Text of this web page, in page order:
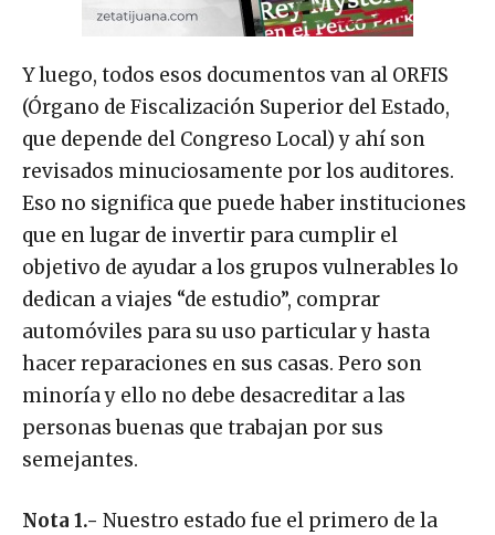
Y luego, todos esos documentos van al ORFIS
(Órgano de Fiscalización Superior del Estado,
que depende del Congreso Local) y ahí son
revisados minuciosamente por los auditores.
Eso no significa que puede haber instituciones
que en lugar de invertir para cumplir el
objetivo de ayudar a los grupos vulnerables lo
dedican a viajes “de estudio”, comprar
automóviles para su uso particular y hasta
hacer reparaciones en sus casas. Pero son
minoría y ello no debe desacreditar a las
personas buenas que trabajan por sus
semejantes.
Nota 1.- Nuestro estado fue el primero de la